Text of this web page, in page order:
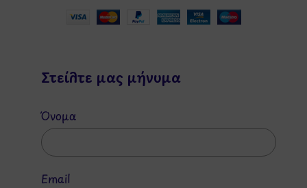
Στείλτε μας μήνυμα
Όνομα
Email